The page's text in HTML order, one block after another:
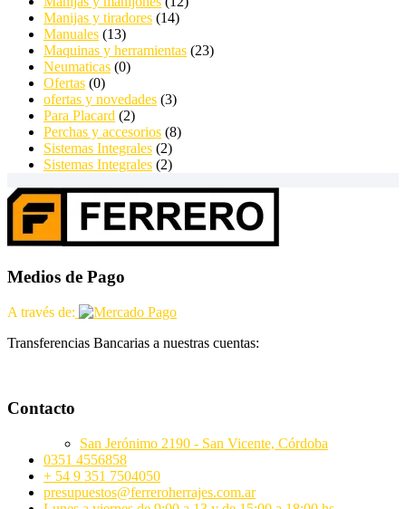
Manijas y tiradores (14)
Manuales (13)
Maquinas y herramientas (23)
Neumaticas (0)
Ofertas (0)
ofertas y novedades (3)
Para Placard (2)
Perchas y accesorios (8)
Sistemas Integrales (2)
Sistemas Integrales (2)
Medios de Pago
A través de:
Transferencias Bancarias a nuestras cuentas:
Contacto
San Jerónimo 2190 - San Vicente, Córdoba
0351 4556858
+ 54 9 351 7504050
presupuestos@ferreroherrajes.com.ar